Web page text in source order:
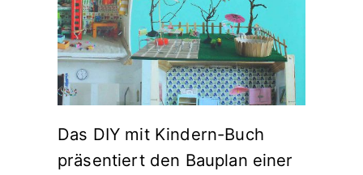
Das DIY mit Kindern-Buch
präsentiert den Bauplan einer